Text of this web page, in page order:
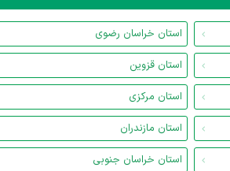
استان خراسان رضوی
استان قزوین
استان مرکزی
استان مازندران
استان خراسان جنوبی